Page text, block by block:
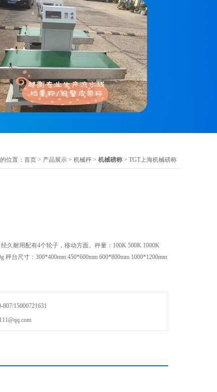
位置： 首页 > 产品展示 > 机械秤 > 机械磅称 > TGT上海机械磅称
久耐用配有4个轮子，移动方面。秤量：100K 500K 1000K
秤台尺寸：300*400mm 450*600mm 600*800mm 1000*1200mm
15000721631